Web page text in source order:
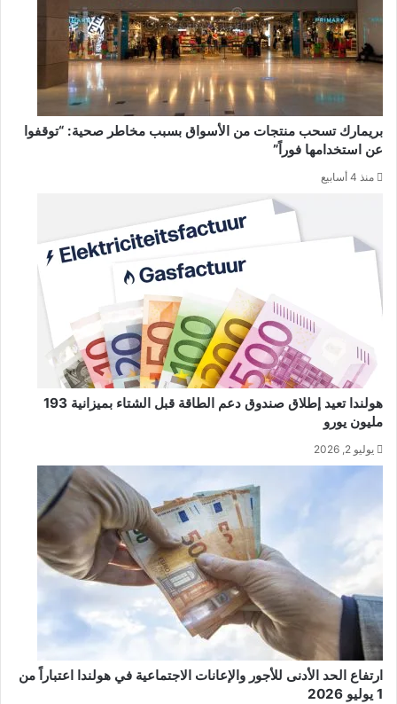
بريمارك تسحب منتجات من الأسواق بسبب مخاطر صحية: “توقفوا
عن استخدامها فوراً”
منذ 4 أسابيع
هولندا تعيد إطلاق صندوق دعم الطاقة قبل الشتاء بميزانية 193
مليون يورو
يوليو 2, 2026
ارتفاع الحد الأدنى للأجور والإعانات الاجتماعية في هولندا اعتباراً من
1 يوليو 2026